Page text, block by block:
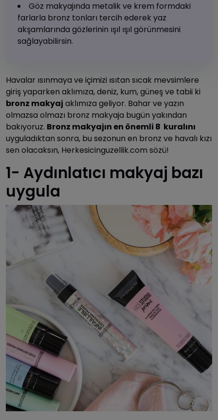
Göz makyajında metalik ve krem formdaki
farlarla bronz tonları tercih ederek yaz
akşamlarında gözlerinin ışıl ışıl görünmesini
sağlayabilirsin.
Havalar ısınmaya ve içimizi ısıtan sıcak mevsimlere
giriş yaparken aklımıza, deniz, kum, güneş ve tabii ki
bronz makyaj aklımıza geliyor. Bahar ve yazın
olmazsa olmazı bronz makyaja bugün yakından
bakıyoruz. Bronz makyajın en önemli 8 kuralını
uyguladıktan sonra, bu sezonun en bronz ve havalı kızı
sen olacaksın, Herkesicinguzellik.com sözü!
1- Aydınlatıcı makyaj bazı
uygula